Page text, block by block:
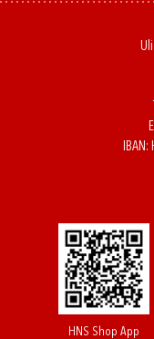
HNS Shop App